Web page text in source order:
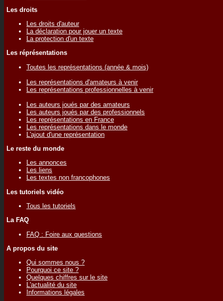
Les droits
Les droits d'auteur
La déclaration pour jouer un texte
La protection d'un texte
Les réprésentations
Toutes les représentations (année & mois)
Les représentations d'amateurs à venir
Les représentations professionnelles à venir
Les auteurs joués par des amateurs
Les auteurs joués par des professionnels
Les représentations en France
Les représentations dans le monde
L'ajout d'une représentation
Le reste du monde
Les annonces
Les liens
Les textes non francophones
Les tutoriels vidéo
Tous les tutoriels
La FAQ
FAQ : Foire aux questions
A propos du site
Qui sommes nous ?
Pourquoi ce site ?
Quelques chiffres sur le site
L'actualité du site
Informations légales